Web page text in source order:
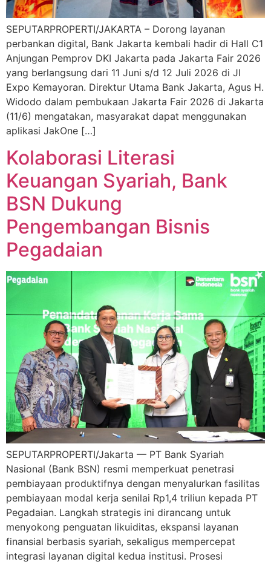
SEPUTARPROPERTI/JAKARTA – Dorong layanan
perbankan digital, Bank Jakarta kembali hadir di Hall C1
Anjungan Pemprov DKI Jakarta pada Jakarta Fair 2026
yang berlangsung dari 11 Juni s/d 12 Juli 2026 di JI
Expo Kemayoran. Direktur Utama Bank Jakarta, Agus H.
Widodo dalam pembukaan Jakarta Fair 2026 di Jakarta
(11/6) mengatakan, masyarakat dapat menggunakan
aplikasi JakOne […]
Kolaborasi Literasi
Keuangan Syariah, Bank
BSN Dukung
Pengembangan Bisnis
Pegadaian
SEPUTARPROPERTI/Jakarta — PT Bank Syariah
Nasional (Bank BSN) resmi memperkuat penetrasi
pembiayaan produktifnya dengan menyalurkan fasilitas
pembiayaan modal kerja senilai Rp1,4 triliun kepada PT
Pegadaian. Langkah strategis ini dirancang untuk
menyokong penguatan likuiditas, ekspansi layanan
finansial berbasis syariah, sekaligus mempercepat
integrasi layanan digital kedua institusi. Prosesi